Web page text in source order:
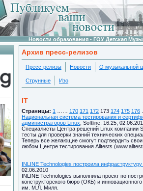
Новости образования - ГОУ Детская
Архив пресс-релизов
Пресс-релизы Новости О музыкальной
Струнные Изо
IT
Страницы: 1 170 171 172 173 174 175 176
Национальная система тестирования и
администраторов Linux , Softline, 16:25,
Специалисты Центра решений Linux компании
тесты для проверки знаний технических
Теперь все желающие смогут подтвердить
любом Центре тестирования Alltests
INLINE Technologies построила
02.06.2010
INLINE Technologies выполнила проект по
конструкторского бюро (ОКБ) и
им. М.Л. Миля.